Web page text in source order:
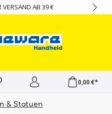
VERSAND AB 39 €
0,00 €*
& Statuen